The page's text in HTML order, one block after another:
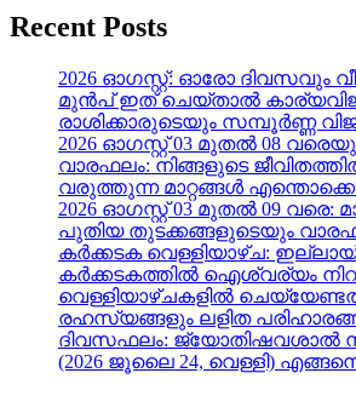
Recent Posts
2026 ഓഗസ്റ്റ്: ഓരോ ദിവസവും
മുൻപ് ഇത് ചെയ്താൽ
രാശിക്കാരുടെയും സമ്പൂർണ്ണ
2026 ഓഗസ്റ്റ് 03 മുതൽ 08
വാരഫലം: നിങ്ങളുടെ
വരുത്തുന്ന മാറ്റങ്ങൾ
2026 ഓഗസ്റ്റ് 03 മുതൽ 09 വരെ:
പുതിയ തുടക്കങ്ങളുടെയും
കർക്കടക വെള്ളിയാഴ്ച:
കർക്കടകത്തിൽ ഐശ്വര്യം
വെള്ളിയാഴ്ചകളിൽ
രഹസ്യങ്ങളും ലളിത
ദിവസഫലം: ജ്യോതിഷവശാൽ
(2026 ജൂലൈ 24, വെള്ളി)